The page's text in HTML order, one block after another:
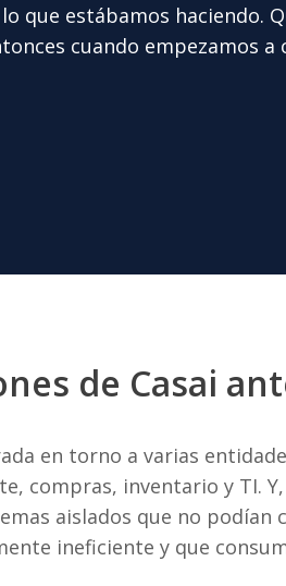
que estábamos haciendo.
cuando empezamos a
de Casai
en torno a varias
compras, inventario y TI.
aislados que no
ineficiente y que